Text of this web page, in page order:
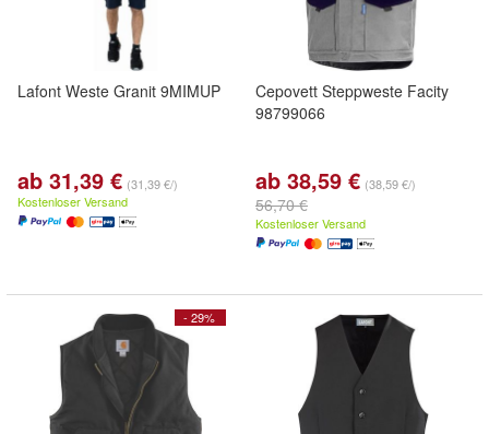
Lafont Weste Granit 9MIMUP
ab 31,39 € (31,39 €/)
Kostenloser Versand
Cepovett Steppweste Facity
98799066
ab 38,59 € (38,59 €/)
56,70 €
Kostenloser Versand
- 29%